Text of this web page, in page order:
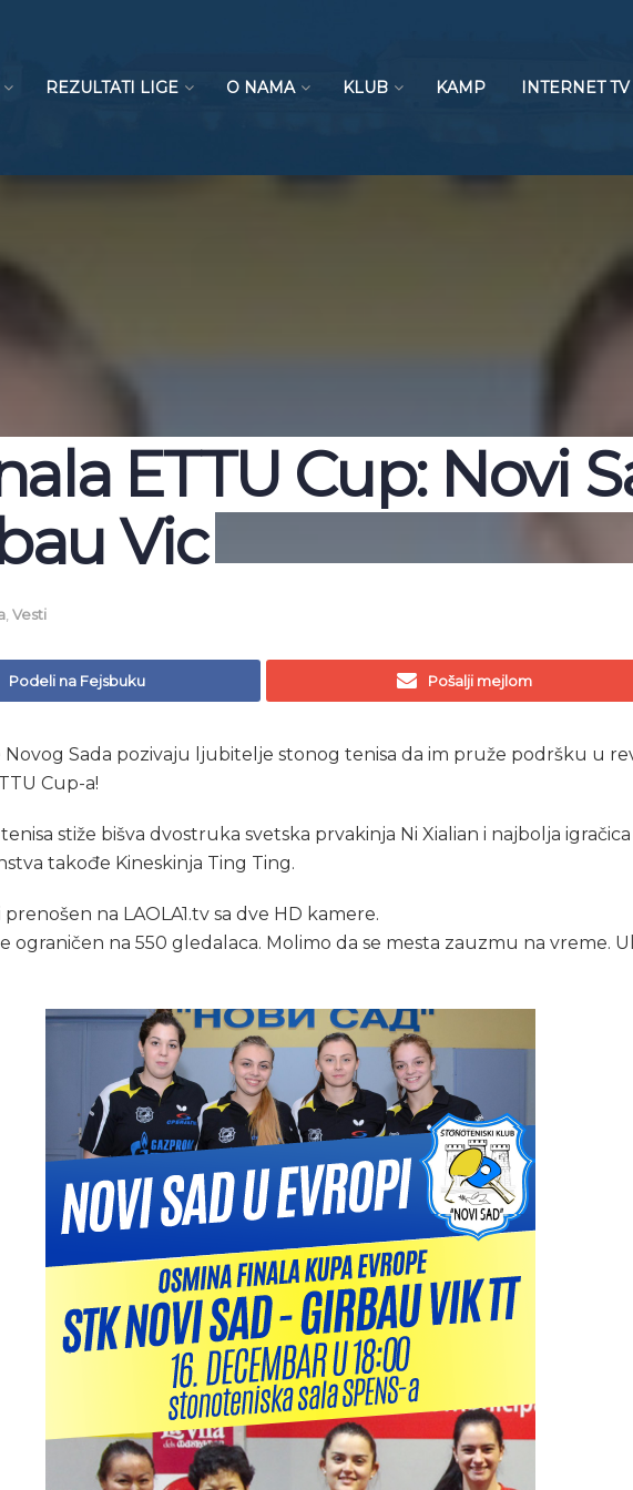
REZULTATI LIGE O NAMA KLUB KAMP INTERNET TV
ETTU Cup: Novi
Vic
Vesti
Podeli na Fejsbuku Pošalji mejlom
Sada pozivaju ljubitelje stonog tenisa da im pruže podršku u
Cup-a!
stiže bišva dvostruka svetska prvakinja Ni Xialian i najbolja igračica
takođe Kineskinja Ting Ting.
na LAOLA1.tv sa dve HD kamere.
ograničen na 550 gledalaca. Molimo da se mesta zauzmu na vreme.